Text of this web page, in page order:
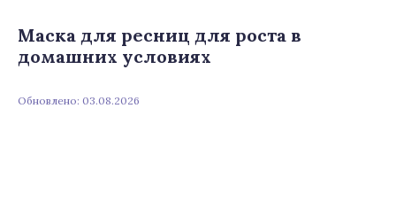
Маска для ресниц для роста в
домашних условиях
Обновлено: 03.08.2026